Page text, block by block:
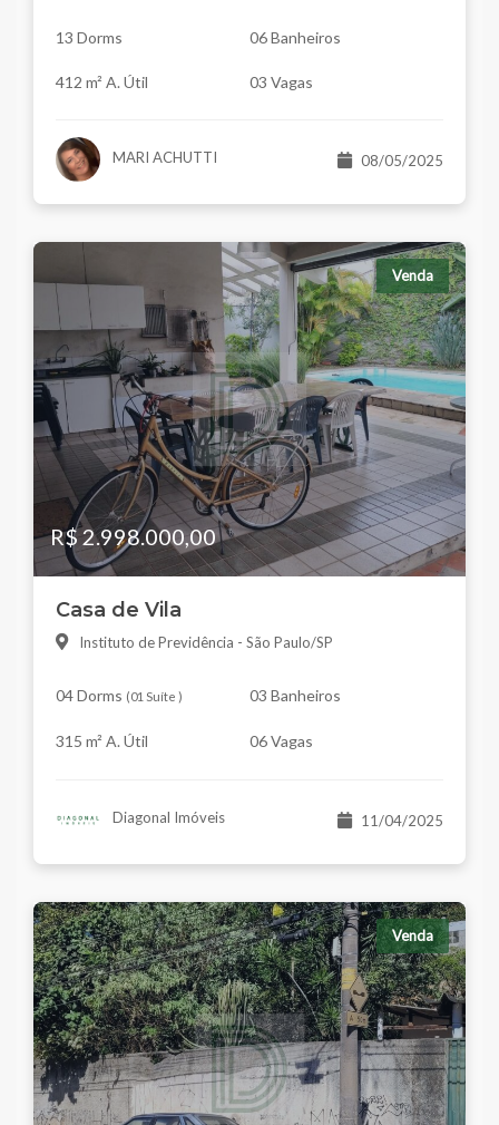
13 Dorms 06 Banheiros
412 m² A. Útil 03 Vagas
MARI ACHUTTI 08/05/2025
Venda
R$ 2.998.000,00
Casa de Vila
Instituto de Previdência - São Paulo/SP
04 Dorms (01 Suíte ) 03 Banheiros
315 m² A. Útil 06 Vagas
Diagonal Imóveis 11/04/2025
Venda